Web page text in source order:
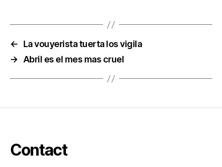
←
La vouyerista tuerta los vigila
→ Abril es el mes mas cruel
Contact